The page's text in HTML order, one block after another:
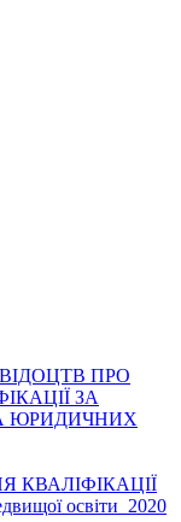
ПРО
ЗА
ЮРИДИЧНИХ
КВАЛІФІКАЦІЇ
освіти_2020